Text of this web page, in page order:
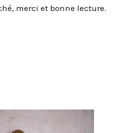
merci et bonne lecture.